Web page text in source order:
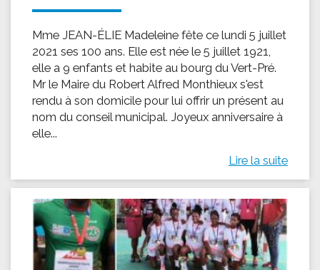
Mme JEAN-ÉLIE Madeleine fête ce lundi 5 juillet
2021 ses 100 ans. Elle est née le 5 juillet 1921,
elle a 9 enfants et habite au bourg du Vert-Pré.
Mr le Maire du Robert Alfred Monthieux s'est
rendu à son domicile pour lui offrir un présent au
nom du conseil municipal. Joyeux anniversaire à
elle...
Lire la suite